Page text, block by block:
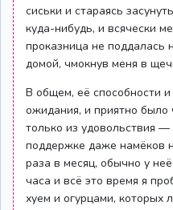
сиськи и стараясь
куда-нибудь, и всячески
проказница не поддалась
домой, чмокнув меня в
В общем, её способности
ожидания, и приятно было
только из удовольствия
поддержке даже намёков
раза в месяц, обычно у
часа и всё это время я
хуем и огурцами, которых